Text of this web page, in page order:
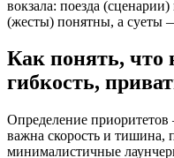
вокзала: поезда
(жесты) понятны, а
Как понять, что
гибкость,
Определение
важна скорость и тишина,
минималистичные